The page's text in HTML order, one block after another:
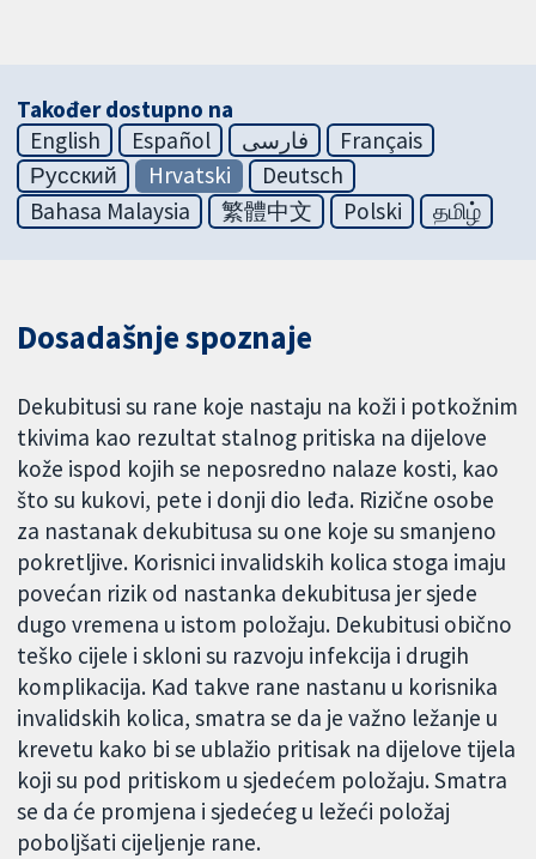
Također dostupno na
English
Español فارسی
Français
Русский
Hrvatski
Deutsch
Bahasa Malaysia
繁體中文 Polski தமிழ்
Dosadašnje spoznaje
Dekubitusi su rane koje nastaju na koži i potkožnim
tkivima kao rezultat stalnog pritiska na dijelove
kože ispod kojih se neposredno nalaze kosti, kao
što su kukovi, pete i donji dio leđa. Rizične osobe
za nastanak dekubitusa su one koje su smanjeno
pokretljive. Korisnici invalidskih kolica stoga imaju
povećan rizik od nastanka dekubitusa jer sjede
dugo vremena u istom položaju. Dekubitusi obično
teško cijele i skloni su razvoju infekcija i drugih
komplikacija. Kad takve rane nastanu u korisnika
invalidskih kolica, smatra se da je važno ležanje u
krevetu kako bi se ublažio pritisak na dijelove tijela
koji su pod pritiskom u sjedećem položaju. Smatra
se da će promjena i sjedećeg u ležeći položaj
poboljšati cijeljenje rane.